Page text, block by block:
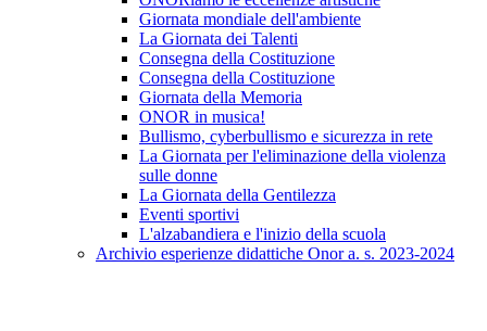
Giornata mondiale dell'ambiente
La Giornata dei Talenti
Consegna della Costituzione
Consegna della Costituzione
Giornata della Memoria
ONOR in musica!
Bullismo, cyberbullismo e sicurezza in rete
La Giornata per l'eliminazione della violenza
sulle donne
La Giornata della Gentilezza
Eventi sportivi
L'alzabandiera e l'inizio della scuola
Archivio esperienze didattiche Onor a. s. 2023-2024